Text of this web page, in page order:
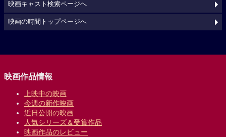
映画キャスト検索ページへ
映画の時間トップページへ
映画作品情報
上映中の映画
今週の新作映画
近日公開の映画
人気シリーズ＆受賞作品
映画作品のレビュー